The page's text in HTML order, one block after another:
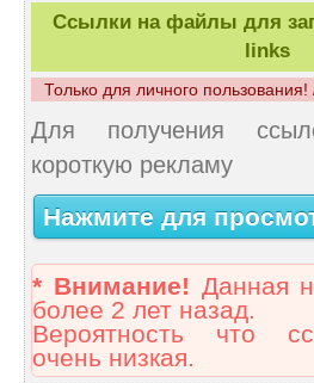
Ссылки на файлы для
links
Только для личного
Для получения
короткую рекламу
Нажмите для
* Внимание! Данная
более 2 лет назад.
Вероятность что
очень низкая.